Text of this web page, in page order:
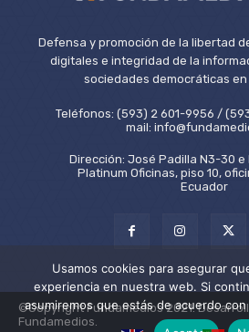
Defensa y promoción de la libertad
digitales e integridad de la
sociedades democráticas en
Teléfonos: (593) 2 601-9956 /
mail:
Dirección: José Padilla N3-30 e
Platinum Oficinas, piso 10,
Ecuador
©Copyright Fundamedios 2021.
Fundamedios.
Usamos cookies para asegurar
experiencia en nuestra web. Si
asumiremos que estás de acuerdo